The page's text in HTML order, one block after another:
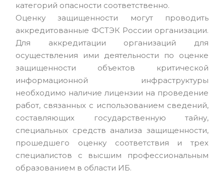
категорий опасности соответственно.
Оценку защищенности могут проводить
аккредитованные ФСТЭК России организации.
Для аккредитации организаций для
осуществления ими деятельности по оценке
защищенности объектов критической
информационной инфраструктуры
необходимо наличие лицензии на проведение
работ, связанных с использованием сведений,
составляющих государственную тайну,
специальных средств анализа защищенности,
прошедшего оценку соответствия и трех
специалистов с высшим профессиональным
образованием в области ИБ.